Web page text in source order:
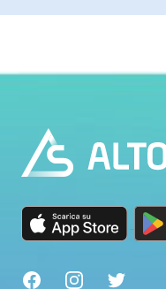
Footer
FacebookInstagramTwitter